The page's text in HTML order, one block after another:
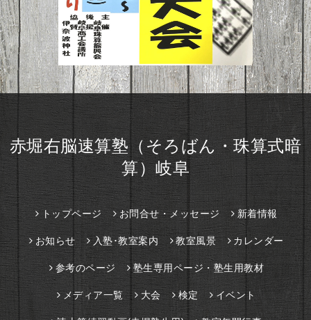
赤堀右脳速算塾（そろばん・珠算式暗
算）岐阜
トップページ お問合せ・メッセージ 新着情報
お知らせ 入塾･教室案内 教室風景 カレンダー
参考のページ 塾生専用ページ・塾生用教材
メディア一覧 大会 検定 イベント